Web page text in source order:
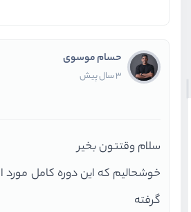
حسام موسوی
3 سال پیش
سلام وقتتون بخیر
خوشحالیم که این دوره کامل مورد
گرفته